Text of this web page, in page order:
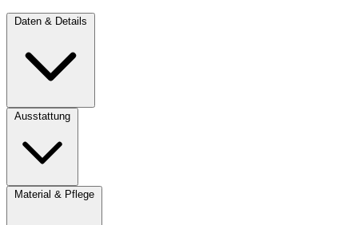
Daten & Details
Ausstattung
Material & Pflege